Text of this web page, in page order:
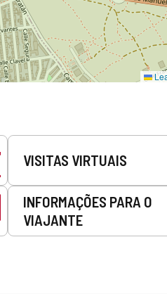
VISITAS VIRTUAIS
INFORMAÇÕES PARA O
VIAJANTE